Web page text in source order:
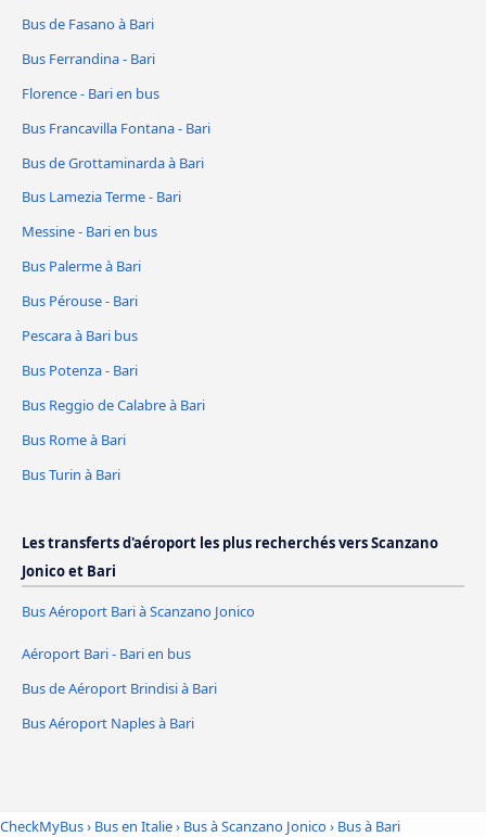
Bus de Fasano à Bari
Bus Ferrandina - Bari
Florence - Bari en bus
Bus Francavilla Fontana - Bari
Bus de Grottaminarda à Bari
Bus Lamezia Terme - Bari
Messine - Bari en bus
Bus Palerme à Bari
Bus Pérouse - Bari
Pescara à Bari bus
Bus Potenza - Bari
Bus Reggio de Calabre à Bari
Bus Rome à Bari
Bus Turin à Bari
Les transferts d'aéroport les plus recherchés vers Scanzano
Jonico et Bari
Bus Aéroport Bari à Scanzano Jonico
Aéroport Bari - Bari en bus
Bus de Aéroport Brindisi à Bari
Bus Aéroport Naples à Bari
CheckMyBus› Bus en Italie› Bus à Scanzano Jonico› Bus à Bari